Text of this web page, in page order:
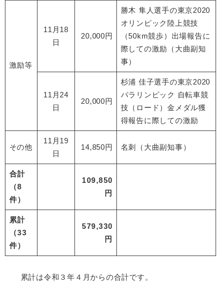
激励等
11月18
日
20,000円
勝木 隼人選手の東京2020
オリンピック陸上競技
（50km競歩）出場報告に
際しての激励（大曲副知
事）
11月24
日
20,000円
杉浦 佳子選手の東京2020
パラリンピック 自転車競
技（ロード）金メダル獲
得報告に際しての激励
その他
11月19
日
14,850円 名刺（大曲副知事）
合計
（8
件）
109,850
円
累計
（33
件）
579,330
円
累計は令和３年４月からの合計です。